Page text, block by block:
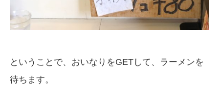
ということで、おいなりをGETして、ラーメンを
待ちます。